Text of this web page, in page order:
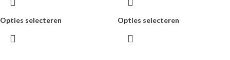
Opties selecteren Opties selecteren